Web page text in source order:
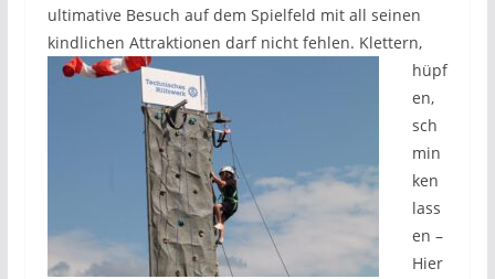
ultimative Besuch auf dem Spielfeld mit all seinen
kindlichen Attraktionen darf nicht fehlen. Klettern,
hüpf
en,
sch
min
ken
lass
en –
Hier